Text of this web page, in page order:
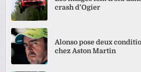
crash d’Ogier
Alonso pose deux
chez Aston Martin